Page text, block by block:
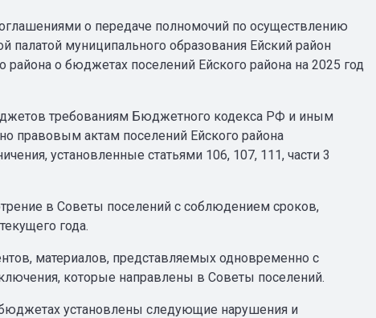
о передаче полномочий по осуществлению
палатой муниципального образования Ейский район
о бюджетах поселений Ейского района на 2025 год
требованиям Бюджетного кодекса РФ и иным
правовым актам поселений Ейского района
установленные статьями 106, 107, 111, части 3
в Советы поселений с соблюдением сроков,
года.
материалов, представляемых одновременно с
которые направлены в Советы поселений.
установлены следующие нарушения и